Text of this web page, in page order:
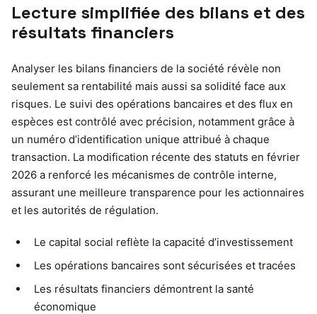
Lecture simplifiée des bilans et des
résultats financiers
Analyser les bilans financiers de la société révèle non
seulement sa rentabilité mais aussi sa solidité face aux
risques. Le suivi des opérations bancaires et des flux en
espèces est contrôlé avec précision, notamment grâce à
un numéro d’identification unique attribué à chaque
transaction. La modification récente des statuts en février
2026 a renforcé les mécanismes de contrôle interne,
assurant une meilleure transparence pour les actionnaires
et les autorités de régulation.
Le capital social reflète la capacité d’investissement
Les opérations bancaires sont sécurisées et tracées
Les résultats financiers démontrent la santé
économique